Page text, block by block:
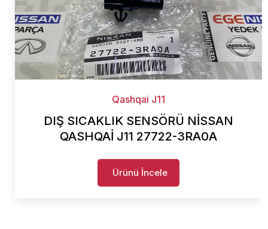
Qashqai J11
DIŞ SICAKLIK SENSÖRÜ NİSSAN
QASHQAİ J11 27722-3RA0A
Ürünü İncele